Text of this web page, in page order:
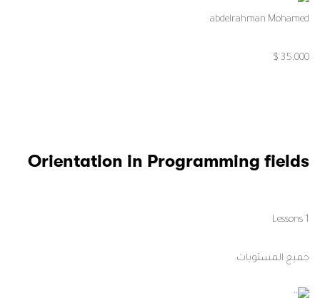
abdelrahman Mohamed
35,000 $
Orientation in Programming fields
1 Lessons
جميع المستويات